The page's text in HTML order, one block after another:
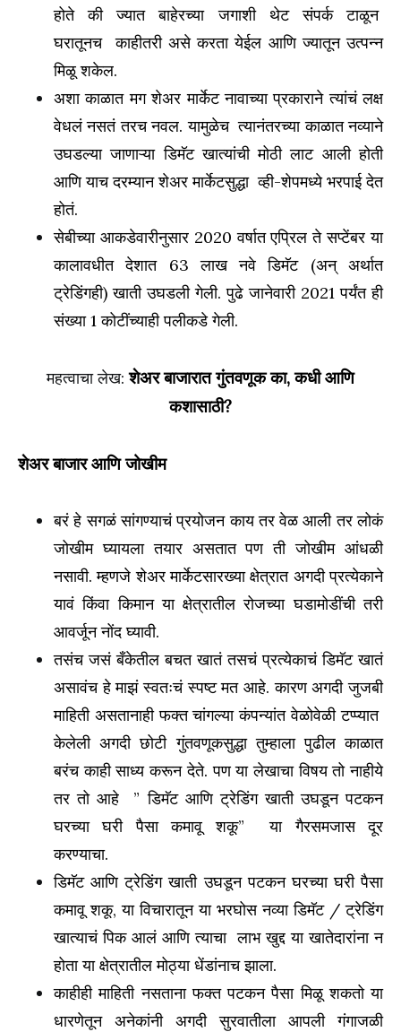
होते की ज्यात बाहेरच्या जगाशी थेट संपर्क टाळून
घरातूनच काहीतरी असे करता येईल आणि ज्यातून उत्पन्न
मिळू शकेल.
अशा काळात मग शेअर मार्केट नावाच्या प्रकाराने त्यांचं लक्ष
वेधलं नसतं तरच नवल. यामुळेच त्यानंतरच्या काळात नव्याने
उघडल्या जाणाऱ्या डिमॅट खात्यांची मोठी लाट आली होती
आणि याच दरम्यान शेअर मार्केटसुद्धा व्ही-शेपमध्ये भरपाई देत
होतं.
सेबीच्या आकडेवारीनुसार 2020 वर्षात एप्रिल ते सप्टेंबर या
कालावधीत देशात 63 लाख नवे डिमॅट (अन् अर्थात
ट्रेडिंगही) खाती उघडली गेली. पुढे जानेवारी 2021 पर्यंत ही
संख्या 1 कोटींच्याही पलीकडे गेली.
महत्वाचा लेख:शेअर बाजारात गुंतवणूक का, कधी आणि
कशासाठी?
शेअर बाजार आणि जोखीम
बरं हे सगळं सांगण्याचं प्रयोजन काय तर वेळ आली तर लोकं
जोखीम घ्यायला तयार असतात पण ती जोखीम आंधळी
नसावी. म्हणजे शेअर मार्केटसारख्या क्षेत्रात अगदी प्रत्येकाने
यावं किंवा किमान या क्षेत्रातील रोजच्या घडामोडींची तरी
आवर्जून नोंद घ्यावी.
तसंच जसं बँकेतील बचत खातं तसचं प्रत्येकाचं डिमॅट खातं
असावंच हे माझं स्वतःचं स्पष्ट मत आहे. कारण अगदी जुजबी
माहिती असतानाही फक्त चांगल्या कंपन्यांत वेळोवेळी टप्प्यात
केलेली अगदी छोटी गुंतवणूकसुद्धा तुम्हाला पुढील काळात
बरंच काही साध्य करून देते. पण या लेखाचा विषय तो नाहीये
तर तो आहे ” डिमॅट आणि ट्रेडिंग खाती उघडून पटकन
घरच्या घरी पैसा कमावू शकू” या गैरसमजास दूर
करण्याचा.
डिमॅट आणि ट्रेडिंग खाती उघडून पटकन घरच्या घरी पैसा
कमावू शकू, या विचारातून या भरघोस नव्या डिमॅट / ट्रेडिंग
खात्याचं पिक आलं आणि त्याचा लाभ खुद्द या खातेदारांना न
होता या क्षेत्रातील मोठ्या धेंडांनाच झाला.
काहीही माहिती नसताना फक्त पटकन पैसा मिळू शकतो या
धारणेतून अनेकांनी अगदी सुरवातीला आपली गंगाजळी